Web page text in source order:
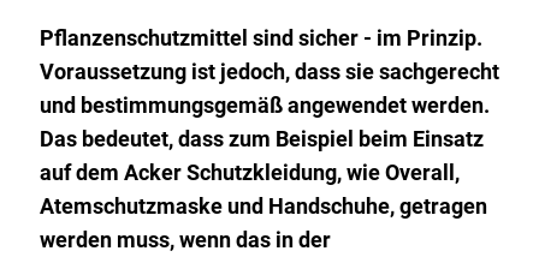
Pflanzenschutzmittel sind sicher - im Prinzip.
Voraussetzung ist jedoch, dass sie sachgerecht
und bestimmungsgemäß angewendet werden.
Das bedeutet, dass zum Beispiel beim Einsatz
auf dem Acker Schutzkleidung, wie Overall,
Atemschutzmaske und Handschuhe, getragen
werden muss, wenn das in der